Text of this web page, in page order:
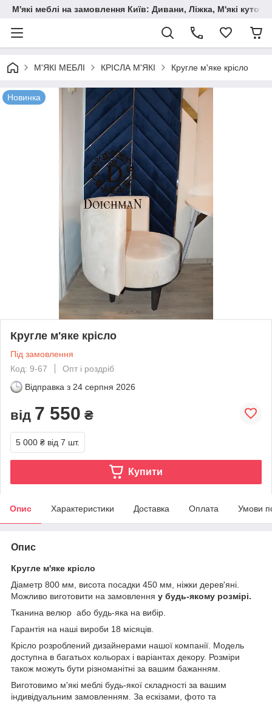
М'які меблі на замовлення Київ: Дивани, Ліжка, М'які
М'ЯКІ МЕБЛІ КРІСЛА М'ЯКІ Кругле м'яке крісло
Новинка
Кругле м'яке крісло
Під замовлення
Код: 9-67
Опт і роздріб
Відправка з 24 серпня 2026
від 7 550 ₴
5 000 ₴ від 7 шт.
Купити
Опис Характеристики Доставка Оплата Умови
Опис
Кругле м'яке крісло
Діаметр 800 мм, висота посадки 450 мм, ніжки дерев'яні.
Можливо виготовити на замовлення у будь-якому розмірі.
Тканина велюр або будь-яка на вибір.
Гарантія на наші вироби 18 місяців.
Крісло розроблений дизайнерами нашої компанії. Модель
доступна в багатьох кольорах і варіантах декору. Розміри
також можуть бути різноманітні за вашим бажанням.
Виготовимо м'які меблі будь-якої складності за вашим
індивідуальним замовленням. За ескізами, фото та